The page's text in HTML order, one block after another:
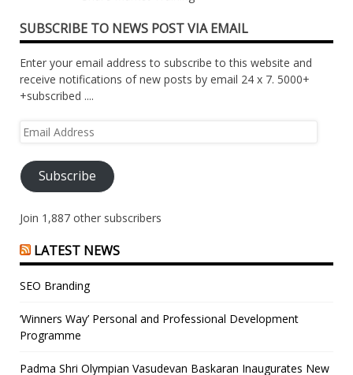
SUBSCRIBE TO NEWS POST VIA EMAIL
Enter your email address to subscribe to this website and
receive notifications of new posts by email 24 x 7. 5000+
+subscribed ....
Email
Subscribe
Join 1,887 other subscribers
LATEST NEWS
SEO Branding
‘Winners Way’ Personal and Professional Development
Programme
Padma Shri Olympian Vasudevan Baskaran Inaugurates New